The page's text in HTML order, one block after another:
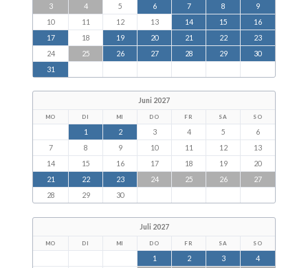
3
4 5 6 7 8
9
10
11 12 13 14 15
16
17
18 19 20 21 22
23
24
25 26 27 28 29
30
31
Juni 2027
MO DI MI DO FR SA SO
1 2 3 4 5
6
7
8 9 10 11 12
13
14
15 16 17 18 19
20
21
22 23 24 25 26
27
28
29 30
Juli 2027
MO DI MI DO FR SA SO
1 2 3
4